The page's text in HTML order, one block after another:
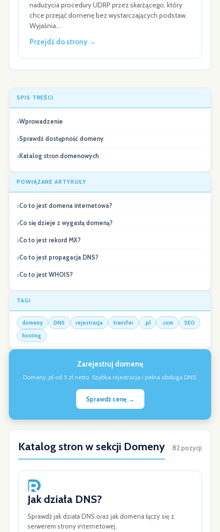
nadużycia procedury UDRP przez skarżącego, który
chce przejąć domenę bez wystarczających podstaw.
Wyjaśnia…
Przejdź do strony →
SPIS TREŚCI
Wprowadzenie
Sprawdź dostępność domeny
Katalog stron domenowych
POWIĄZANE ARTYKUŁY
Co to jest domena internetowa?
Co się dzieje z wygasłą domeną?
Co to jest rekord MX?
Co to jest propagacja DNS?
Co to jest WHOIS?
TAGI
domeny DNS rejestracja transfer .pl .com
SEO
hosting
Zarejestruj domenę
Domeny .pl od 5 zł netto. Szybka rejestracja i pełna obsługa DNS.
Sprawdź cenę →
Katalog stron w sekcji Domeny 82 pozycji
Jak działa DNS?
Sprawdź jak działa DNS oraz jak domena łączy się z
serwerem strony internetowej.